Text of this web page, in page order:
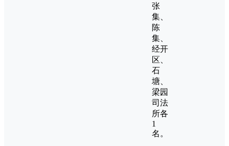
张
集、
陈
集、
经开
区、
石
塘、
梁园
司法
所各
1
名。